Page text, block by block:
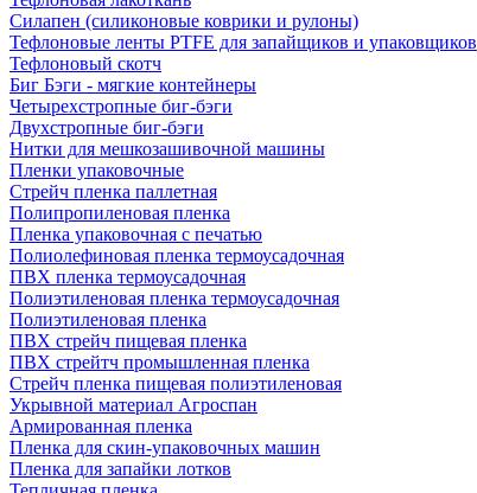
Силапен (силиконовые коврики и рулоны)
Тефлоновые ленты PTFE для запайщиков и упаковщиков
Тефлоновый скотч
Биг Бэги - мягкие контейнеры
Четырехстропные биг-бэги
Двухстропные биг-бэги
Нитки для мешкозашивочной машины
Пленки упаковочные
Стрейч пленка паллетная
Полипропиленовая пленка
Пленка упаковочная с печатью
Полиолефиновая пленка термоусадочная
ПВХ пленка термоусадочная
Полиэтиленовая пленка термоусадочная
Полиэтиленовая пленка
ПВХ стрейч пищевая пленка
ПВХ стрейтч промышленная пленка
Стрейч пленка пищевая полиэтиленовая
Укрывной материал Агроспан
Армированная пленка
Пленка для скин-упаковочных машин
Пленка для запайки лотков